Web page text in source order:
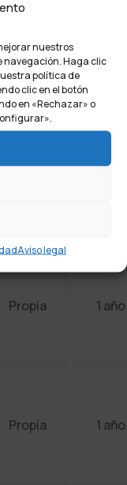
nuestros
navegación. Haga clic
política de
clic en el botón
en «Rechazar» o
Aviso legal
Propia 1 año
Propia 1 año
Propia 1 año